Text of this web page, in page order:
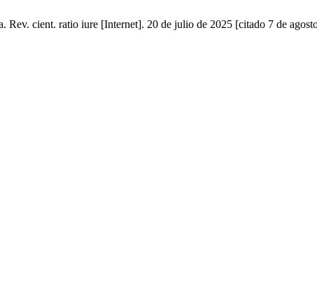
Rev. cient. ratio iure [Internet]. 20 de julio de 2025 [citado 7 de